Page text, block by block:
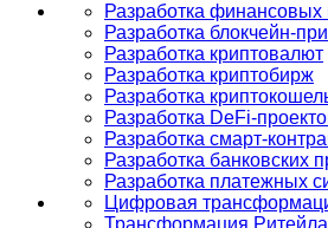
Разработка
Разработка блокчейн-
Разработка криптовалют
Разработка криптобирж
Разработка
Разработка DeFi-
Разработка смарт-
Разработка банковских
Разработка платежных
Цифровая
Трансформация Ритейла